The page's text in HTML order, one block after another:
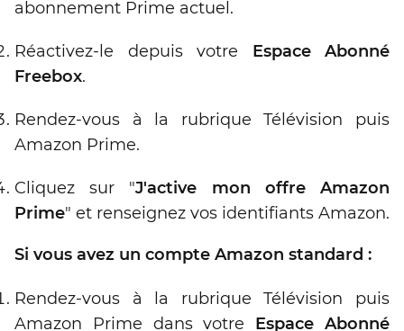
abonnement Prime actuel.
Réactivez-le depuis votre Espace Abonné
Freebox.
Rendez-vous à la rubrique Télévision puis
Amazon Prime.
Cliquez sur "J'active mon offre Amazon
Prime" et renseignez vos identifiants Amazon.
Si vous avez un compte Amazon standard :
Rendez-vous à la rubrique Télévision puis
Amazon Prime dans votre Espace Abonné